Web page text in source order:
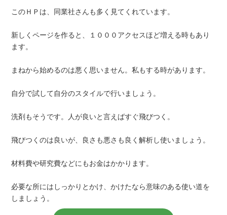
このＨＰは、同業社さんも多く見てくれています。
新しくページを作ると、１０００アクセスほど増える時もあり
ます。
まねから始めるのは悪く思いません。私もする時があります。
自分で試して自分のスタイルで行いましょう。
洗剤もそうです。人が良いと言えばすぐ飛びつく。
飛びつくのは良いが、良さも悪さも良く解析し使いましょう。
材料費や研究費などにもお金はかかります。
必要な所にはしっかりとかけ、かけたなら意味のある使い道を
しましょう。